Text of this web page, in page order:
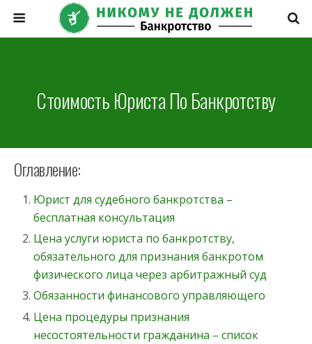
Стоимость Юриста По Банкротству
Оглавление:
Юрист для судебного банкротства –
бесплатная консультация
Цена услуги юриста по банкротству,
обязательного для признания банкротом
физического лица через арбитражный суд
Обязанности финансового управляющего
Цена процедуры признания
несостоятельности гражданина – список